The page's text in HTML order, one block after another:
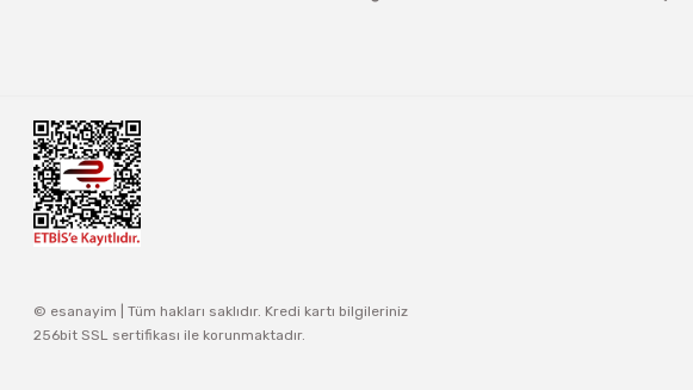
© esanayim | Tüm hakları saklıdır. Kredi kartı bilgileriniz
256bit SSL sertifikası ile korunmaktadır.